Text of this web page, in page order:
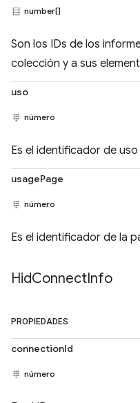
number[]
Son los IDs de los
colección y a sus
uso
número
Es el identificador de
usagePage
número
Es el identificador de la
HidConnectInfo
PROPIEDADES
connectionId
número